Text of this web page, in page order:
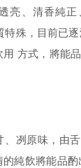
亮、清香純正
特殊，目前已
方式，將能
、冽原味，由
純飲將能品